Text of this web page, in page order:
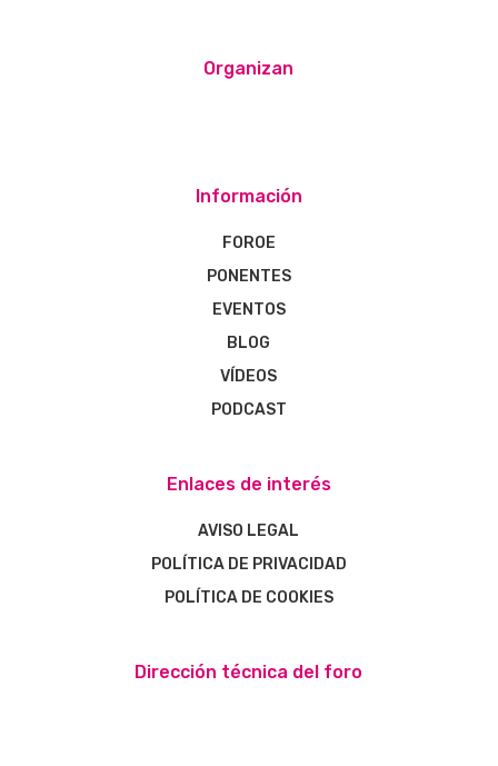
Organizan
Información
FOROE
PONENTES
EVENTOS
BLOG
VÍDEOS
PODCAST
Enlaces de interés
AVISO LEGAL
POLÍTICA DE PRIVACIDAD
POLÍTICA DE COOKIES
Dirección técnica del foro